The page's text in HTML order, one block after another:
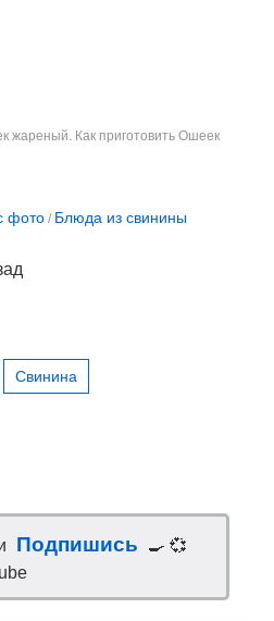
жареный. Как приготовить Ошеек
фото / Блюда из свинины
Свинина
Подпишись
🍳 💞